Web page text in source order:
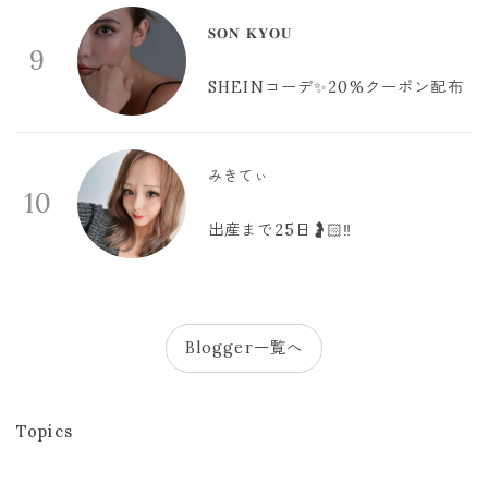
9
𝐒𝐎𝐍 𝐊𝐘𝐎𝐔
SHEINコーデ✨20%クーポン配布
10
みきてぃ
出産まで25日🤰🏻‼️
Blogger一覧へ
Topics